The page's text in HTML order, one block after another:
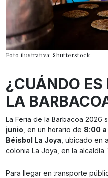
Foto ilustrativa: Shutterstock
¿CUÁNDO ES
LA
La Feria de la Barbacoa 2026
junio , en un horario de 8:00 a
Béisbol La Joya , ubicado en
colonia La Joya, en la alcaldía
Para llegar en transporte